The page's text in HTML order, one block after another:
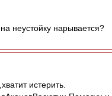
неустойку нарывается?
истерить.